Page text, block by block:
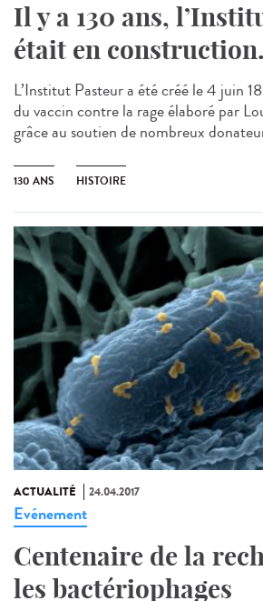
Il y a 130 ans,
était en
L’Institut Pasteur a été créé le 4 juin
du vaccin contre la rage élaboré par
grâce au soutien de nombreux
130 ANS HISTOIRE
ACTUALITÉ 24.04.2017
Evénement
Centenaire de la
les bactériophages